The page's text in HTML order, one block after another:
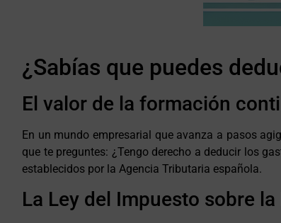
¿Sabías que puedes
El valor de la formación
En un mundo empresarial que avanza a pasos
que te preguntes: ¿Tengo derecho a deducir los
establecidos por la Agencia Tributaria española.
La Ley del Impuesto sobre